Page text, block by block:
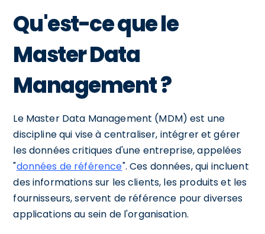
Qu'est-ce que le
Master Data
Management ?
Le Master Data Management (MDM) est une
discipline qui vise à centraliser, intégrer et gérer
les données critiques d'une entreprise, appelées
"données de référence". Ces données, qui incluent
des informations sur les clients, les produits et les
fournisseurs, servent de référence pour diverses
applications au sein de l'organisation.